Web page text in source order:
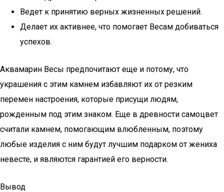
Ведет к принятию верных жизненных решений.
Делает их активнее, что помогает Весам добиваться
успехов.
Аквамарин Весы предпочитают еще и потому, что
украшения с этим камнем избавляют их от резким
перемен настроения, которые присущи людям,
рожденным под этим знаком. Еще в древности самоцвет
считали камнем, помогающим влюбленным, поэтому
любые изделия с ним будут лучшим подарком от жениха
невесте, и являются гарантией его верности.
Вывод